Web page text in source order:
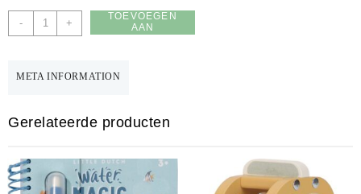
-
kleurboek
Little
+
TOEVOEGEN
AAN
WINKELWAGEN
META INFORMATION
Gerelateerde producten